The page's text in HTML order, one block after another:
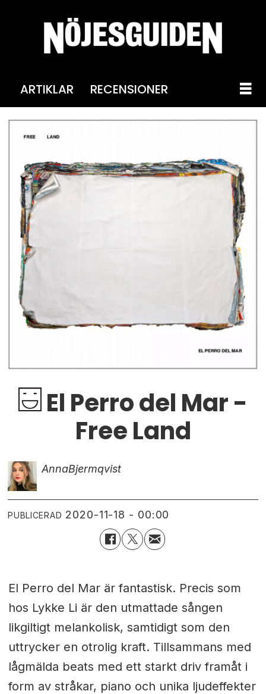
ARTIKLAR RECENSIONER
El Perro del Mar -
Free Land
AnnaBjermqvist
PUBLICERAD 2020-11-18 - 00:00
El Perro del Mar är fantastisk. Precis som
hos Lykke Li är den utmattade sången
likgiltigt melankolisk, samtidigt som den
uttrycker en otrolig kraft. Tillsammans med
lågmälda beats med ett starkt driv framåt i
form av stråkar, piano och unika ljudeffekter